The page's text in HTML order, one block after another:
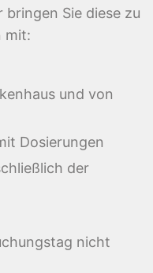
Sie diese zu
mit:
und von
Dosierungen
der
nicht